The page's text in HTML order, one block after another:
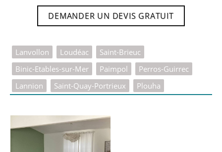
DEMANDER UN DEVIS GRATUIT
Lanvollon Loudéac
Saint-Brieuc
Binic-Etables-sur-Mer
Paimpol
Perros-Guirrec
Lannion
Saint-Quay-Portrieux Plouha